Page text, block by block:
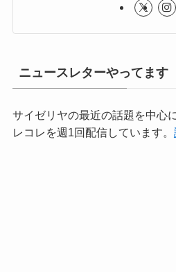
ニュースレターやってます
サイゼリヤの最近の話題を中心
レコレを週1回配信しています。